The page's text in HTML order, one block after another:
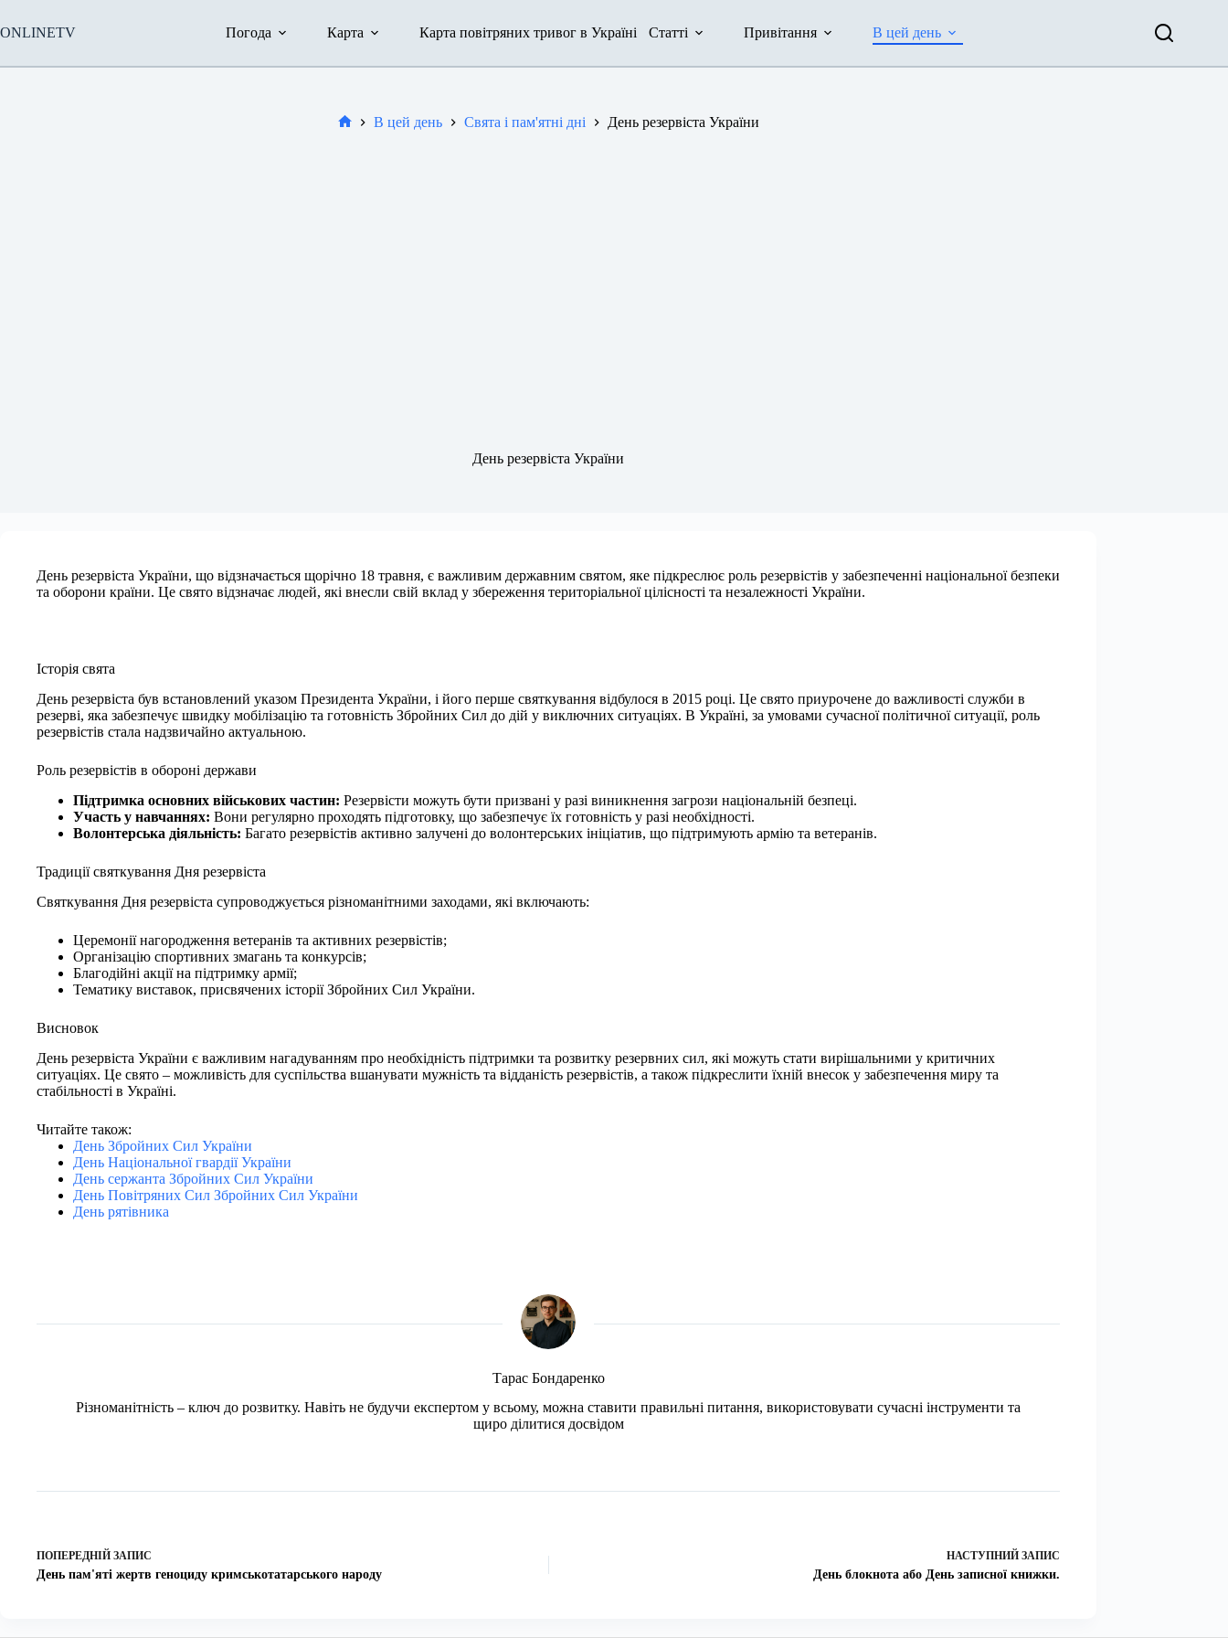
вмісту
ONLINETV Погода Карта Карта повітряних тривог в Україні Статті Привітання В цей день
В цей день Свята і пам'ятні дні День резервіста України
День резервіста України
День резервіста України, що відзначається щорічно 18 травня, є важливим державним святом, яке підкреслює роль резервістів у забезпеченні національної безпеки
та оборони країни. Це свято відзначає людей, які внесли свій вклад у збереження територіальної цілісності та незалежності України.
Історія свята
День резервіста був встановлений указом Президента України, і його перше святкування відбулося в 2015 році. Це свято приурочене до важливості служби в
резерві, яка забезпечує швидку мобілізацію та готовність Збройних Сил до дій у виключних ситуаціях. В Україні, за умовами сучасної політичної ситуації, роль
резервістів стала надзвичайно актуальною.
Роль резервістів в обороні держави
Підтримка основних військових частин: Резервісти можуть бути призвані у разі виникнення загрози національній безпеці.
Участь у навчаннях: Вони регулярно проходять підготовку, що забезпечує їх готовність у разі необхідності.
Волонтерська діяльність: Багато резервістів активно залучені до волонтерських ініціатив, що підтримують армію та ветеранів.
Традиції святкування Дня резервіста
Святкування Дня резервіста супроводжується різноманітними заходами, які включають:
Церемонії нагородження ветеранів та активних резервістів;
Організацію спортивних змагань та конкурсів;
Благодійні акції на підтримку армії;
Тематику виставок, присвячених історії Збройних Сил України.
Висновок
День резервіста України є важливим нагадуванням про необхідність підтримки та розвитку резервних сил, які можуть стати вирішальними у критичних
ситуаціях. Це свято – можливість для суспільства вшанувати мужність та відданість резервістів, а також підкреслити їхній внесок у забезпечення миру та
стабільності в Україні.
Читайте також:
День Збройних Сил України
День Національної гвардії України
День сержанта Збройних Сил України
День Повітряних Сил Збройних Сил України
День рятівника
Тарас Бондаренко
Різноманітність – ключ до розвитку. Навіть не будучи експертом у всьому, можна ставити правильні питання, використовувати сучасні інструменти та
щиро ділитися досвідом
ПОПЕРЕДНІЙ ЗАПИС
День пам'яті жертв геноциду кримськотатарського народу
НАСТУПНИЙ ЗАПИС
День блокнота або День записної книжки.